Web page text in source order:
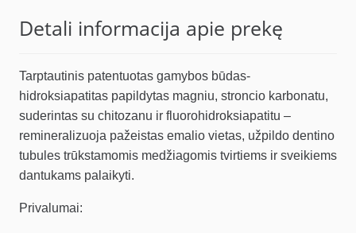
Detali informacija apie prekę
Tarptautinis patentuotas gamybos būdas-
hidroksiapatitas papildytas magniu, stroncio karbonatu,
suderintas su chitozanu ir fluorohidroksiapatitu –
remineralizuoja pažeistas emalio vietas, užpildo dentino
tubules trūkstamomis medžiagomis tvirtiems ir sveikiems
dantukams palaikyti.
Privalumai: